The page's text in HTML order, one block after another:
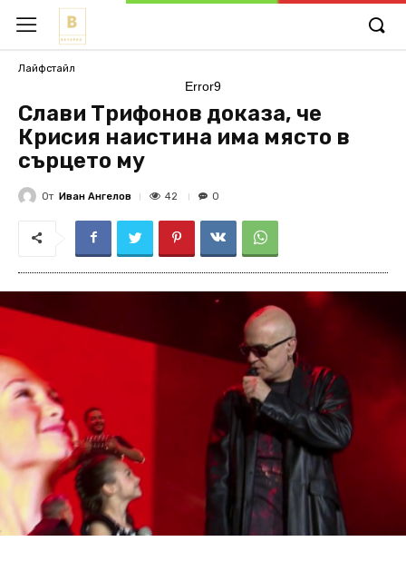
Лайфстайл
Error9
Слави Трифонов доказа, че
Крисия наистина има място в
сърцето му
От Иван Ангелов 42 0